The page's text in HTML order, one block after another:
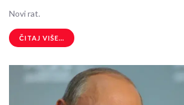
Novi rat.
ČITAJ VIŠE...